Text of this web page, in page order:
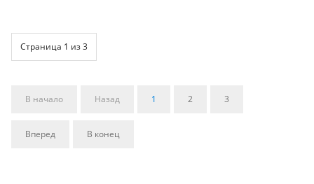
Страница 1 из 3
В начало Назад 1 2 3
Вперед В конец